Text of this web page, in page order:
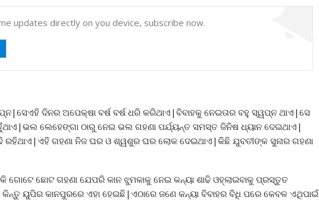
updates directly on you device, subscribe now.
ଦିନର ଅପେକ୍ଷା ବର୍ଷ ବର୍ଷ ଧରି କରିଥାଏ|ବିବାହକୁ ନେଇତାର ବହୁ ସ୍ୱପ୍ନ ଥାଏ|ସେ
ଲେହେଙ୍ଗା ଠାରୁ ନେଇ ଭଲ ଗହଣା ପର୍ଯ୍ୟନ୍ତ ସମସ୍ତ ଜିନିଷ ଧ୍ୟାନ ଦେଇଥାଏ|
ରହିଥାଏ|ଏହି ଗହଣା ନିଜ ଘର ଓ ଶ୍ୱଶୁର ଘର ଲୋକ ଦେଇଥାଏ|କିଛି ଯୁବତୀଙ୍କ ସୁନାର ଗହଣା
ଛୋଟ ଗହଣା ଯେପରି କାନ ଝୁମକାକୁ ନେଇ କନ୍ୟା ଶାଢି ଓହ୍ଲାଇବାକୁ ପ୍ରସ୍ତୁତ
ୟୁପିର କାନପୁରରେ ଏହା ହେଇଛି|ଏଠାରେ ଜଣେ କନ୍ୟା ବିବାହର ବିଧି ପରେ କେବଳ ଏଥିପାଇଁ